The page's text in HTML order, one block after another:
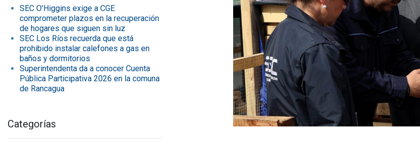
SEC O’Higgins exige a CGE
comprometer plazos en la recuperación
de hogares que siguen sin luz
SEC Los Ríos recuerda que está
prohibido instalar calefones a gas en
baños y dormitorios
Superintendenta da a conocer Cuenta
Pública Participativa 2026 en la comuna
de Rancagua
Categorías